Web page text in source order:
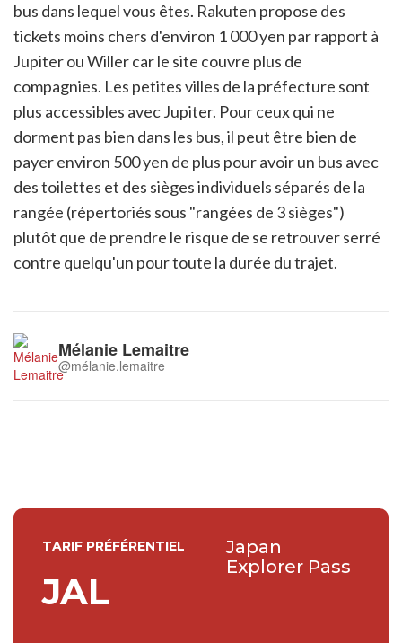
bus dans lequel vous êtes. Rakuten propose des
tickets moins chers d'environ 1 000 yen par rapport à
Jupiter ou Willer car le site couvre plus de
compagnies. Les petites villes de la préfecture sont
plus accessibles avec Jupiter. Pour ceux qui ne
dorment pas bien dans les bus, il peut être bien de
payer environ 500 yen de plus pour avoir un bus avec
des toilettes et des sièges individuels séparés de la
rangée (répertoriés sous "rangées de 3 sièges")
plutôt que de prendre le risque de se retrouver serré
contre quelqu'un pour toute la durée du trajet.
Mélanie Lemaitre
@mélanie.lemaitre
TARIF PRÉFÉRENTIEL
JAL
Japan
Explorer Pass